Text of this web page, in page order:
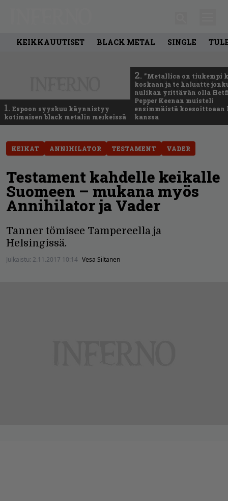
KEIKKAUUTISET BLACK METAL SINGLE
1. Espoon syyskuu käynnistyy
kotimaisen black metalin merkeissä
2. ”Metallica on tiukempi
koskaan ja te haluatte
nulikan yrittävän olla
Pepper Keenan muisteli
ensimmäistä
kanssa
KEIKAT ANNIHILATOR TESTAMENT VADER
Testament kahdelle keikalle
Suomeen – mukana myös
Annihilator ja Vader
Tanner tömisee Tampereella ja
Helsingissä.
Julkaistu: 2.11.2017 10:14 Vesa Siltanen